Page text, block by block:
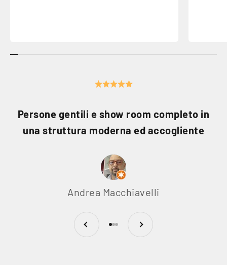
Persone gentili e show room completo in
una struttura moderna ed accogliente
Andrea Macchiavelli
Precedente
Vai all'articolo 1
Vai all'articolo 2
Vai all'articolo 3
Successivo